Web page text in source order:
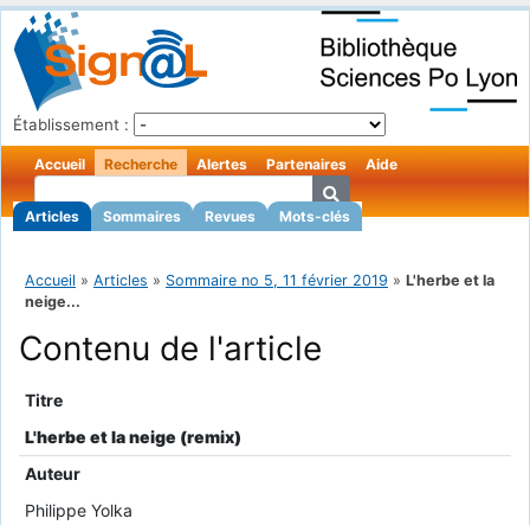
Établissement :
Accueil Recherche
Articles Sommaires Revues Mots-clés
Alertes Partenaires Aide
Accueil » Articles » Sommaire no 5, 11 février 2019 » L'herbe et la
neige...
Contenu de l'article
Titre
L'herbe et la neige (remix)
Auteur
Philippe Yolka